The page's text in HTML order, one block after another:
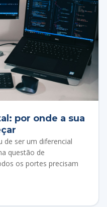
por onde a sua
de ser um diferencial
questão de
os portes precisam